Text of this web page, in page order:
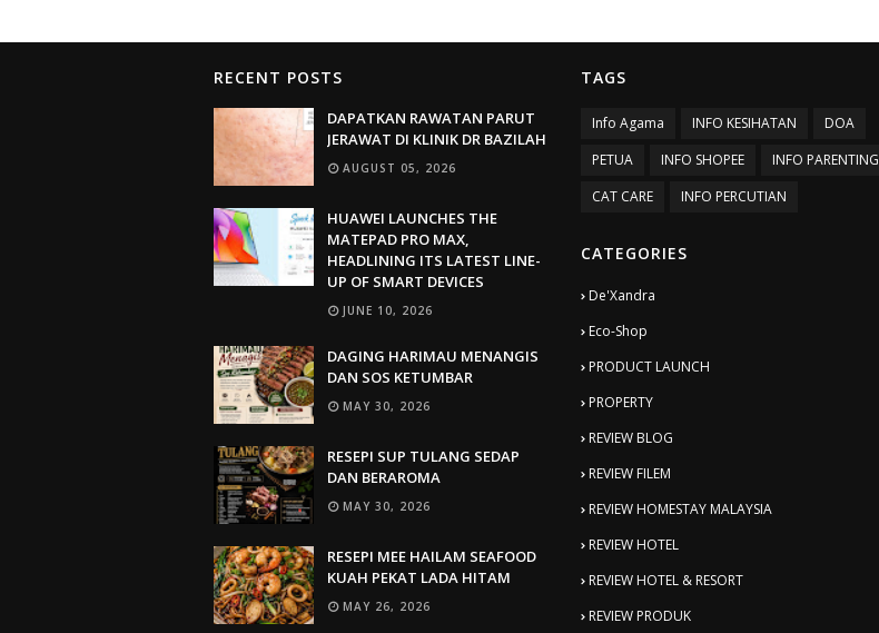
RECENT POSTS
DAPATKAN RAWATAN PARUT
JERAWAT DI KLINIK DR BAZILAH
AUGUST 05, 2026
HUAWEI LAUNCHES THE
MATEPAD PRO MAX,
HEADLINING ITS LATEST LINE-
UP OF SMART DEVICES
JUNE 10, 2026
DAGING HARIMAU MENANGIS
DAN SOS KETUMBAR
MAY 30, 2026
RESEPI SUP TULANG SEDAP
DAN BERAROMA
MAY 30, 2026
RESEPI MEE HAILAM SEAFOOD
KUAH PEKAT LADA HITAM
MAY 26, 2026
TAGS
Info Agama INFO KESIHATAN
DOA
PETUA
INFO SHOPEE
INFO PARENTING
CAT CARE
INFO PERCUTIAN
CATEGORIES
De'Xandra
Eco-Shop
PRODUCT LAUNCH
PROPERTY
REVIEW BLOG
REVIEW FILEM
REVIEW HOMESTAY MALAYSIA
REVIEW HOTEL
REVIEW HOTEL & RESORT
REVIEW PRODUK